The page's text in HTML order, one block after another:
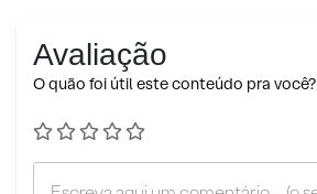
Avaliação
O quão foi útil este conteúdo pra você?